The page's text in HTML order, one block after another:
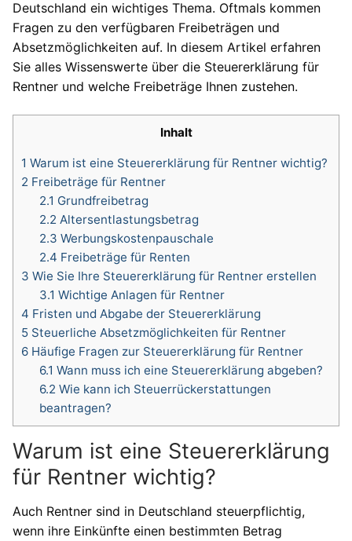
Deutschland ein wichtiges Thema. Oftmals kommen
Fragen zu den verfügbaren Freibeträgen und
Absetzmöglichkeiten auf. In diesem Artikel erfahren
Sie alles Wissenswerte über die Steuererklärung für
Rentner und welche Freibeträge Ihnen zustehen.
Inhalt
1 Warum ist eine Steuererklärung für Rentner wichtig?
2 Freibeträge für Rentner
2.1 Grundfreibetrag
2.2 Altersentlastungsbetrag
2.3 Werbungskostenpauschale
2.4 Freibeträge für Renten
3 Wie Sie Ihre Steuererklärung für Rentner erstellen
3.1 Wichtige Anlagen für Rentner
4 Fristen und Abgabe der Steuererklärung
5 Steuerliche Absetzmöglichkeiten für Rentner
6 Häufige Fragen zur Steuererklärung für Rentner
6.1 Wann muss ich eine Steuererklärung abgeben?
6.2 Wie kann ich Steuerrückerstattungen
beantragen?
Warum ist eine Steuererklärung
für Rentner wichtig?
Auch Rentner sind in Deutschland steuerpflichtig,
wenn ihre Einkünfte einen bestimmten Betrag